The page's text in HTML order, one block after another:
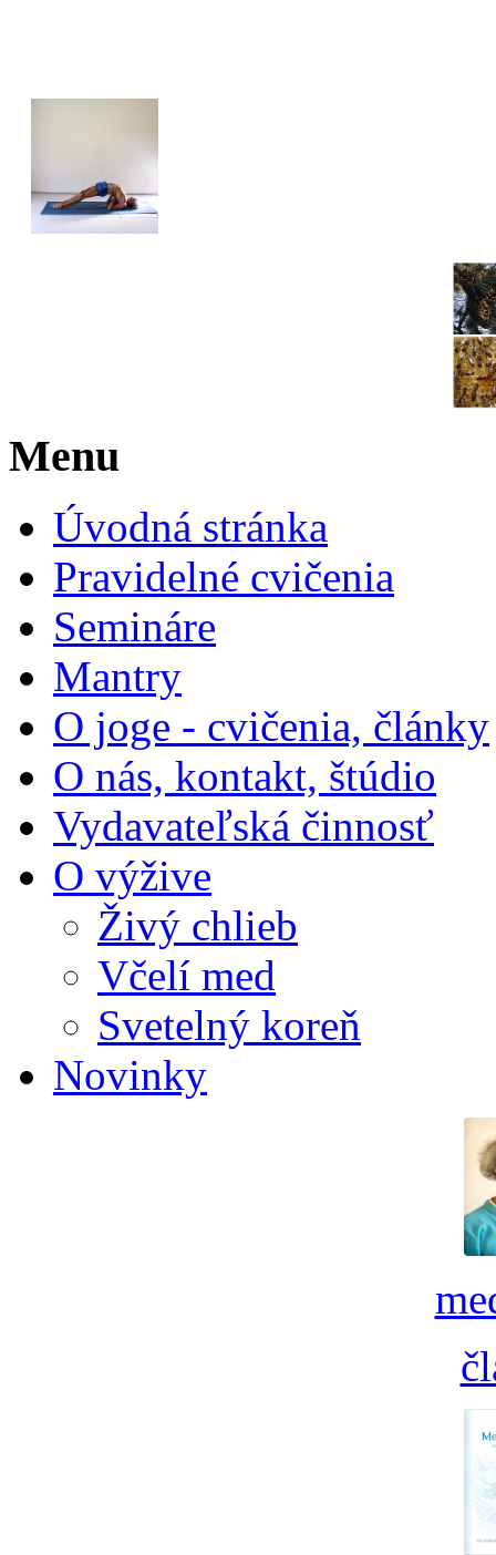
Menu
Úvodná stránka
Pravidelné cvičenia
Semináre
Mantry
O joge - cvičenia, články
O nás, kontakt, štúdio
Vydavateľská činnosť
O výžive
Živý chlieb
Včelí med
Svetelný koreň
Novinky